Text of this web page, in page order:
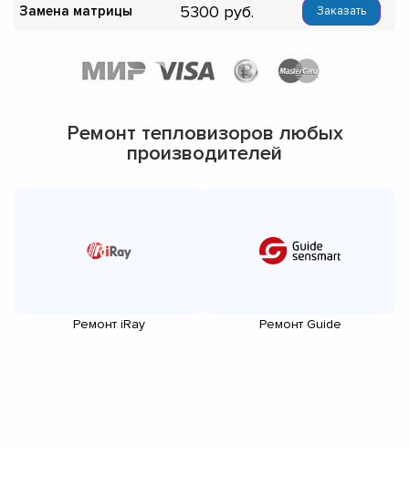
Замена матрицы 5300 Заказать
Ремонт тепловизоров любых
производителей
Ремонт iRay Ремонт Guide